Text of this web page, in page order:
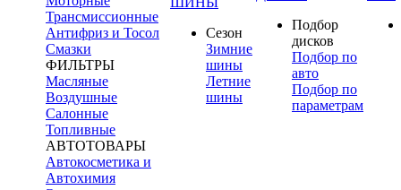
Трансмиссионные
Антифриз и Тосол
Смазки
ФИЛЬТРЫ
Масляные
Воздушные
Салонные
Топливные
АВТОТОВАРЫ
Автокосметика и
Автохимия
Сезон
Зимние
шины
Летние
шины
Подбор
дисков
Подбор по
авто
Подбор по
параметрам